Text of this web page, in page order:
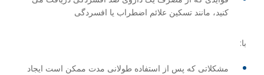
کنید، مانند تسکین علائم اضطراب یا افسردگی
با:
مشکلاتی که پس از استفاده طولانی مدت ممکن است ایجاد